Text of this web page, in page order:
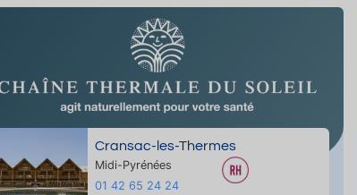
Cransac-les-Thermes
Midi-Pyrénées
01 42 65 24 24